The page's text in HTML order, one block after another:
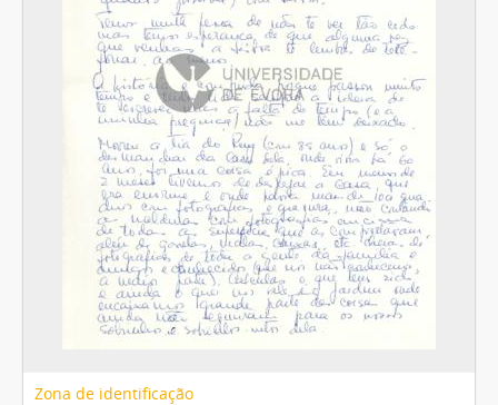
Zona de identificação